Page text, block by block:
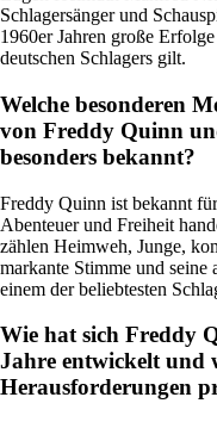
Schlagersänger und
1960er Jahren große
deutschen Schlagers gilt.
Welche besonderen
von Freddy Quinn
besonders bekannt?
Freddy Quinn ist bekannt
Abenteuer und Freiheit
zählen Heimweh, Junge,
markante Stimme und seine
einem der beliebtesten
Wie hat sich Freddy
Jahre entwickelt und
Herausforderungen